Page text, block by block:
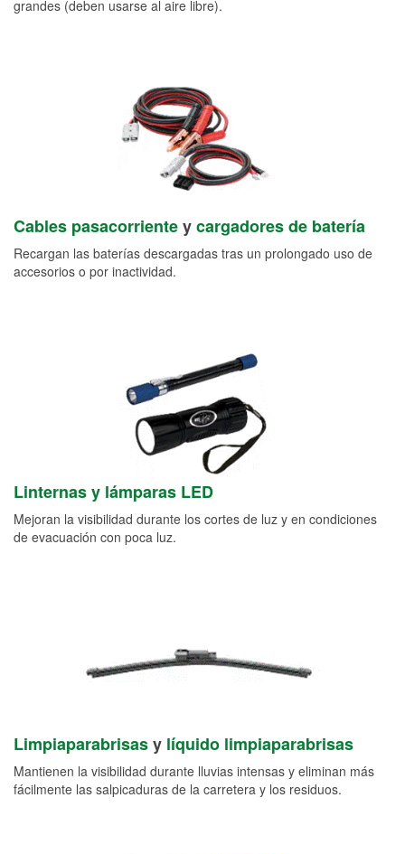
grandes (deben usarse al aire libre).
Cables pasacorrienteycargadores de batería
Recargan las baterías descargadas tras un prolongado uso de
accesorios o por inactividad.
Linternas y lámparas LED
Mejoran la visibilidad durante los cortes de luz y en condiciones
de evacuación con poca luz.
Limpiaparabrisasy líquido limpiaparabrisas
Mantienen la visibilidad durante lluvias intensas y eliminan más
fácilmente las salpicaduras de la carretera y los residuos.